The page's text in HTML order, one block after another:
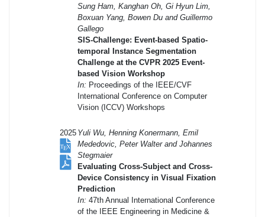
Sung Ham, Kanghan Oh, Gi Hyun Lim,
Boxuan Yang, Bowen Du and Guillermo
Gallego
SIS-Challenge: Event-based Spatio-
temporal Instance Segmentation
Challenge at the CVPR 2025 Event-
based Vision Workshop
In: Proceedings of the IEEE/CVF
International Conference on Computer
Vision (ICCV) Workshops
2025 Yuli Wu, Henning Konermann, Emil
Mededovic, Peter Walter and Johannes
Stegmaier
Evaluating Cross-Subject and Cross-
Device Consistency in Visual Fixation
Prediction
In: 47th Annual International Conference
of the IEEE Engineering in Medicine &